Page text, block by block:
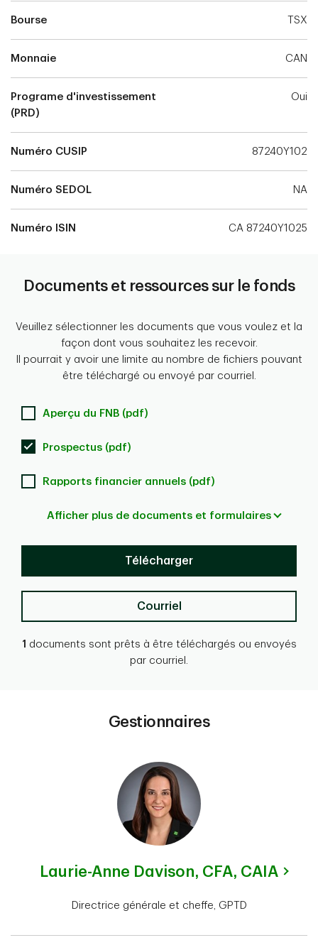
Bourse TSX
Monnaie CAN
Programe d'investissement
(PRD)
Oui
Numéro CUSIP 87240Y102
Numéro SEDOL NA
Numéro ISIN CA 87240Y1025
Documents et ressources sur le fonds
Veuillez sélectionner les documents que vous voulez et la
façon dont vous souhaitez les recevoir.
Il pourrait y avoir une limite au nombre de fichiers pouvant
être téléchargé ou envoyé par courriel.
Aperçu du FNB (pdf)
Prospectus (pdf)
Rapports financier annuels (pdf)
Afficher plus de documents et formulaires
Télécharger
Courriel
1 documents sont prêts à être téléchargés ou envoyés
par courriel.
Gestionnaires
Laurie-Anne Davison, CFA, CAIA
Directrice générale et cheffe, GPTD